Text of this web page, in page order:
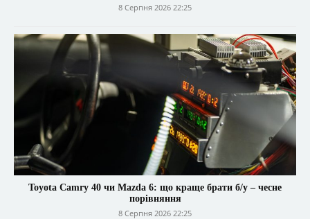
8 Серпня 2026 22:25
Toyota Camry 40 чи Mazda 6: що краще брати б/у – чесне
порівняння
8 Серпня 2026 22:25